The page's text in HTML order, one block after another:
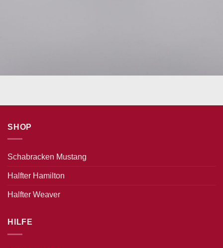
SHOP
Schabracken Mustang
Halfter Hamilton
Halfter Weaver
HILFE